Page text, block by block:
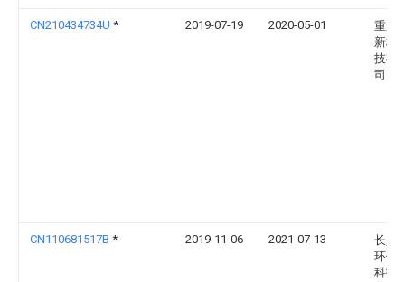
CN210434734U * 2019-07-19 2020-05-01
重庆
新材
技有
司
CN110681517B * 2019-11-06 2021-07-13
长兴
环保
科技